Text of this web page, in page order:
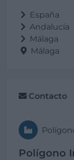
España
Andalucía
Málaga
Málaga
Contacto
Polígono